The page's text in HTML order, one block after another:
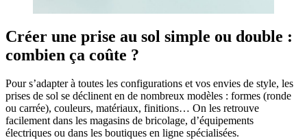
Créer une prise au sol simple ou double :
combien ça coûte ?
Pour s’adapter à toutes les configurations et vos envies de style, les
prises de sol se déclinent en de nombreux modèles : formes (ronde
ou carrée), couleurs, matériaux, finitions… On les retrouve
facilement dans les magasins de bricolage, d’équipements
électriques ou dans les boutiques en ligne spécialisées.